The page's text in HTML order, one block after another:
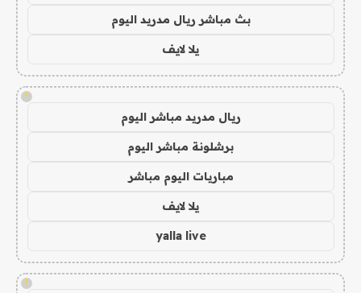
بث مباشر ريال مدريد اليوم
يلا لايف
!
ريال مدريد مباشر اليوم
برشلونة مباشر اليوم
مباريات اليوم مباشر
يلا لايف
yalla live
!